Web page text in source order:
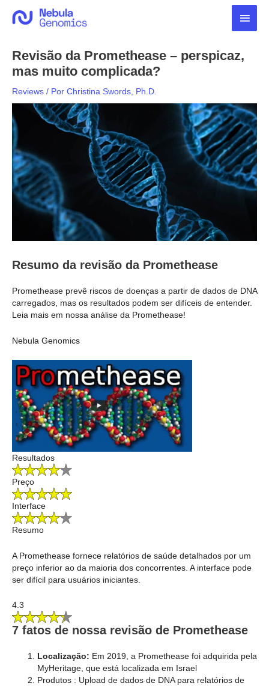
para
Revisão da Promethease – perspicaz,
mas muito complicada?
Reviews / Por Christina Swords, Ph.D.
Resumo da revisão da Promethease
Promethease prevê riscos de doenças a partir de dados de DNA
carregados, mas os resultados podem ser difíceis de entender.
Leia mais em nossa análise da Promethease!
Nebula Genomics
Resultados
Preço
Interface
Resumo
A Promethease fornece relatórios de saúde detalhados por um
preço inferior ao da maioria dos concorrentes. A interface pode
ser difícil para usuários iniciantes.
4.3
7 fatos de nossa revisão de Promethease
Localização: Em 2019, a Promethease foi adquirida pela
MyHeritage, que está localizada em Israel
Produtos : Upload de dados de DNA para relatórios de